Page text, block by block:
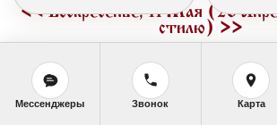
<<Воскресенье, 11 Мая (28
стилю) >>
Праздники в этот
Мессенджеры Звонок Карта